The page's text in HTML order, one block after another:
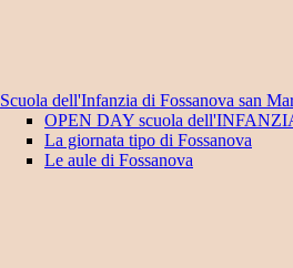
Scuola dell'Infanzia di Fossanova san
OPEN DAY scuola
La giornata tipo di Fossanova
Le aule di Fossanova